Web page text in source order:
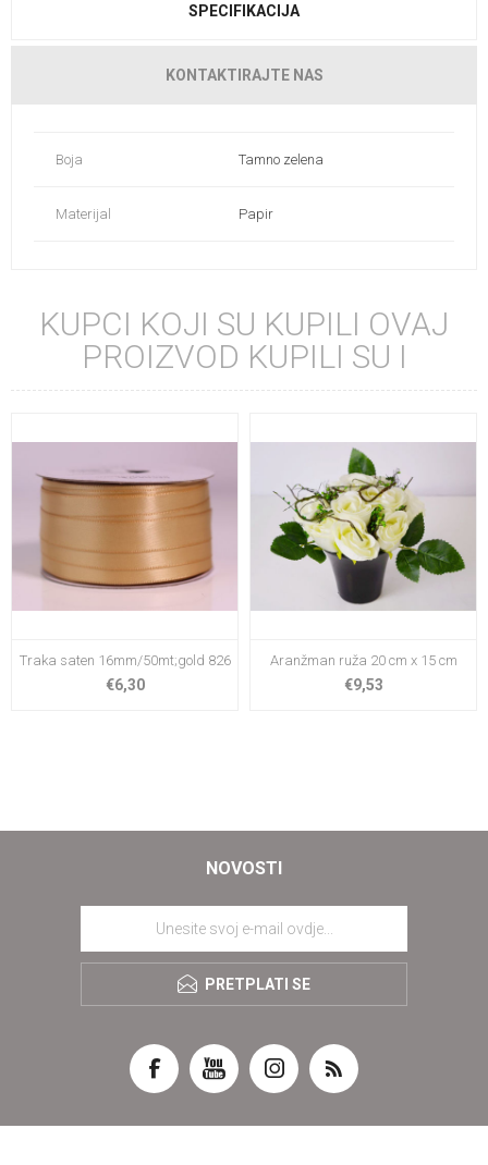
SPECIFIKACIJA
KONTAKTIRAJTE NAS
Boja Tamno zelena
Materijal Papir
KUPCI KOJI SU KUPILI OVAJ
PROIZVOD KUPILI SU I
Traka saten 16mm/50mt;gold 826
€6,30
Aranžman ruža 20 cm x 15 cm
€9,53
NOVOSTI
PRETPLATI SE